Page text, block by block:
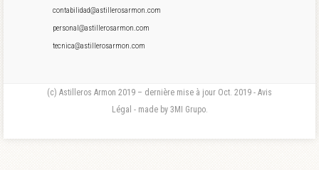
contabilidad@astillerosarmon.com
personal@astillerosarmon.com
tecnica@astillerosarmon.com
(c) Astilleros Armon 2019 – dernière mise à jour Oct. 2019 - Avis
Légal - made by 3MI Grupo.